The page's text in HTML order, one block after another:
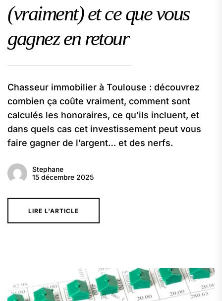
(vraiment) et ce que vous
gagnez en retour
Chasseur immobilier à Toulouse : découvrez
combien ça coûte vraiment, comment sont
calculés les honoraires, ce qu’ils incluent, et
dans quels cas cet investissement peut vous
faire gagner de l’argent… et des nerfs.
Stephane
15 décembre 2025
LIRE L'ARTICLE